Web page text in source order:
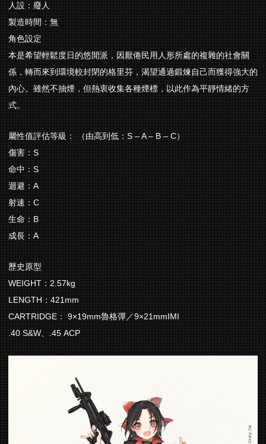
人設：廢人
製造時間：無
角色設定
本是希望輕鬆度日的悠閒派，因厭倦民用人形所處的複雜的社會關
係，轉而來到環境較封閉的格里芬，渴望通過鍛煉自己而獲得強大的
內心。雖然不抽煙，但熱衷收集各種煙標，以此作為平靜情緒的方
式。
屬性值評估等級： （由高到低：S – A – B – C）
傷害：S
命中：S
迴避：A
射速：C
生命：B
成長：A
歷史原型
WEIGHT：2.57kg
LENGTH：421mm
CARTRIDGE： 9×19mm魯格彈／9×21mmIMI
.40 S&W、.45 ACP